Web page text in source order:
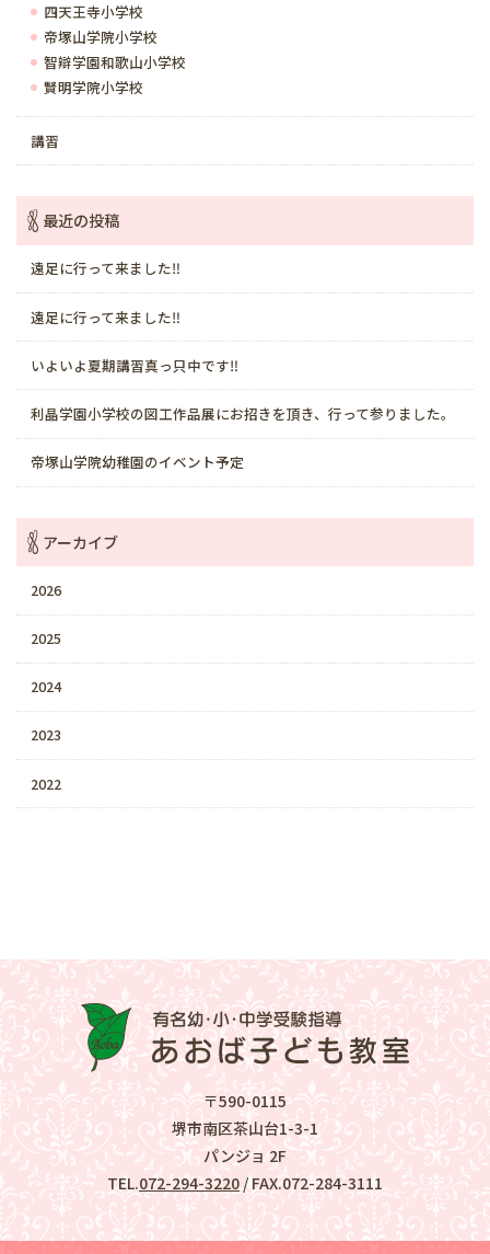
四天王寺小学校
帝塚山学院小学校
智辯学園和歌山小学校
賢明学院小学校
講習
最近の投稿
遠足に行って来ました‼️
遠足に行って来ました‼️
いよいよ夏期講習真っ只中です‼️
利晶学園小学校の図工作品展にお招きを頂き、行って参りました。
帝塚山学院幼稚園のイベント予定
アーカイブ
2026
2025
2024
2023
2022
〒590-0115
堺市南区茶山台1-3-1
パンジョ 2F
TEL.072-294-3220 / FAX.072-284-3111